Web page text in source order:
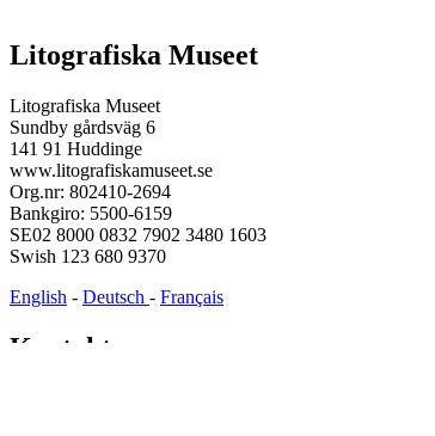
Litografiska Museet
Litografiska Museet
Sundby gårdsväg 6
141 91 Huddinge
www.litografiskamuseet.se
Org.nr: 802410-2694
Bankgiro: 5500-6159
SE02 8000 0832 7902 3480 1603
Swish 123 680 9370
English - Deutsch - Français
Kontakt